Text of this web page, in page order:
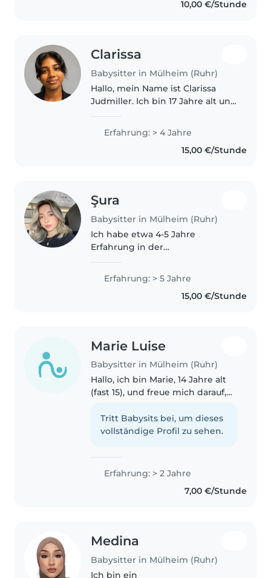
them and during my free time I
10,00 €/Stunde
Clarissa
Babysitter in Mülheim (Ruhr)
Hallo, mein Name ist Clarissa
Judmiller. Ich bin 17 Jahre alt und
in die Q1. Ich habe bereits
mehrere Praktika in
Kindergärten absolviert und
Erfahrung: > 4 Jahre
15,00 €/Stunde
Şura
Babysitter in Mülheim (Ruhr)
Ich habe etwa 4-5 Jahre
Erfahrung in der
gearbeitet und verfüge über
ausgezeichnete Referenzen. Ich
Erfahrung: > 5 Jahre
15,00 €/Stunde
Marie Luise
Babysitter in Mülheim (Ruhr)
Hallo, ich bin Marie, 14 Jahre alt
(fast 15), und freue mich darauf,
Kinderbetreuung zu unterstü ich
sehr jung bin liebe ich es, Zeit
Tritt Babysits bei, um dieses
vollständige Profil zu sehen.
Erfahrung: > 2 Jahre
7,00 €/Stunde
Medina
Babysitter in Mülheim (Ruhr)
Ich bin ein